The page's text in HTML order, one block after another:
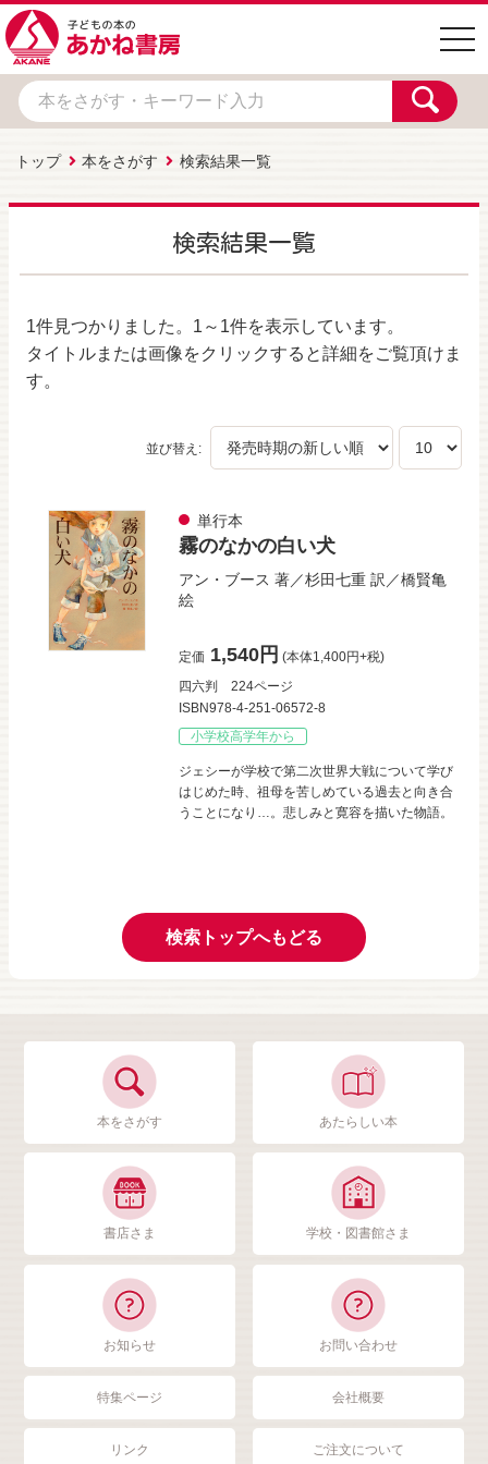
トップ 本をさがす 検索結果一覧
検索結果一覧
1件見つかりました。 1～1件を表示しています。
タイトルまたは画像をクリックすると詳細をご覧頂けま
す。
並び替え:
単行本
霧のなかの白い犬
アン・ブース 著／杉田七重 訳／橋賢亀
絵
定価 1,540円 (本体1,400円+税)
四六判
224ページ
ISBN978-4-251-06572-8
小学校高学年から
ジェシーが学校で第二次世界大戦について学び
はじめた時、祖母を苦しめている過去と向き合
うことになり…。悲しみと寛容を描いた物語。
検索トップへもどる
本をさがす あたらしい本
書店さま 学校・図書館さま
お知らせ お問い合わせ
特集ページ 会社概要
リンク ご注文について